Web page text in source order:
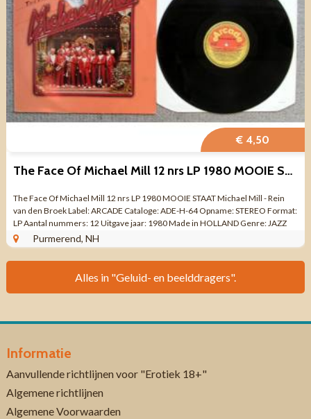
€ 4,50
The Face Of Michael Mill 12 nrs LP 1980 MOOIE STAAT
The Face Of Michael Mill 12 nrs LP 1980 MOOIE STAAT Michael Mill - Rein
van den Broek Label: ARCADE Cataloge: ADE-H-64 Opname: STEREO Format:
LP Aantal nummers: 12 Uitgave jaar: 1980 Made in HOLLAND Genre: JAZZ
POP EASY ...
Purmerend, NH
Alles in "Geluid- en beelddragers".
Informatie
Aanvullende richtlijnen voor "Erotiek 18+"
Algemene richtlijnen
Algemene Voorwaarden